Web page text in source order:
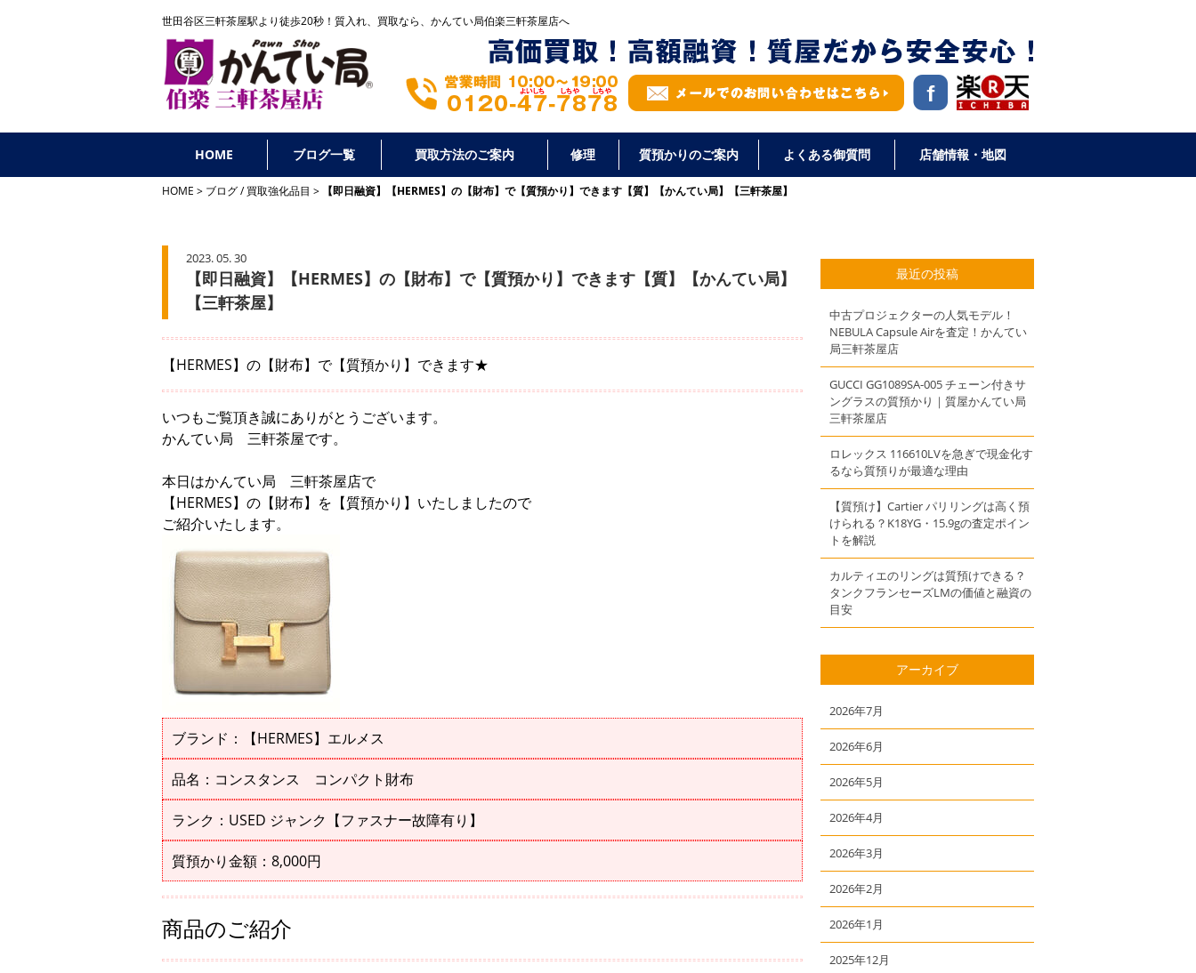
世田谷区三軒茶屋駅より徒歩20秒！ 質入れ、買取なら、かんてい局伯楽三軒茶屋店へ
HOME ブログ一覧 買取方法のご案内 修理 質預かりのご案内 よくある御質問 店舗情報・地図
HOME ブログ/買取強化品目 【即日融資】【HERMES】の【財布】で【質預かり】できます【質】【かんてい局】【三軒茶屋】
2023. 05. 30
【即日融資】【HERMES】の【財布】で【質預かり】できます【質】【かんてい局】
【三軒茶屋】
【HERMES】の【財布】で【質預かり】できます★
いつもご覧頂き誠にありがとうございます。
かんてい局 三軒茶屋です。
本日はかんてい局 三軒茶屋店で
【HERMES】の【財布】を【質預かり】いたしましたので
ご紹介いたします。
ブランド：【HERMES】エルメス
品名：コンスタンス コンパクト財布
ランク：USED ジャンク【ファスナー故障有り】
質預かり金額：8,000円
商品のご紹介
最近の投稿
中古プロジェクターの人気モデル！
NEBULA Capsule Airを査定！かんてい
局三軒茶屋店
GUCCI GG1089SA-005 チェーン付きサ
ングラスの質預かり｜質屋かんてい局
三軒茶屋店
ロレックス 116610LVを急ぎで現金化す
るなら質預りが最適な理由
【質預け】Cartier パリリングは高く預
けられる？K18YG・15.9gの査定ポイン
トを解説
カルティエのリングは質預けできる？
タンクフランセーズLMの価値と融資の
目安
アーカイブ
2026年7月
2026年6月
2026年5月
2026年4月
2026年3月
2026年2月
2026年1月
2025年12月